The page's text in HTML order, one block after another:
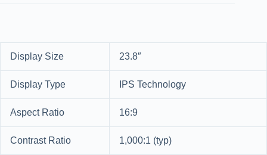
Display Size
23.8″
Display Type
IPS Technology
Aspect Ratio
16:9
Contrast Ratio
1,000:1 (typ)